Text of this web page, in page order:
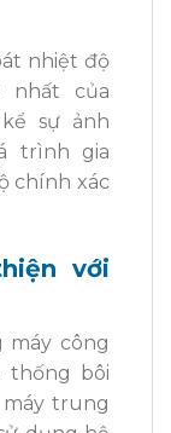
nhiệt độ
nhất của
sự ảnh
trình gia
chính xác
với
máy công
thống bôi
trung